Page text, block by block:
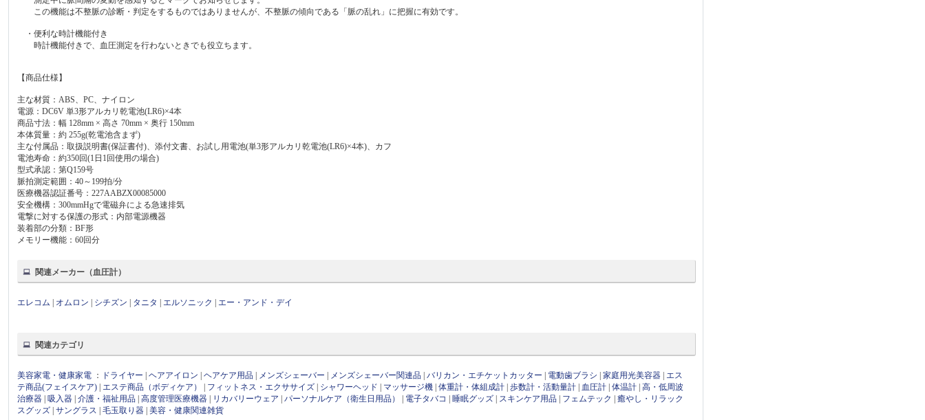
この機能は不整脈の診断・判定をするものではありませんが、不整脈の傾向である「脈の乱れ」に把握に有効です。
・便利な時計機能付き
時計機能付きで、血圧測定を行わないときでも役立ちます。
【商品仕様】
主な材質：ABS、PC、ナイロン
電源：DC6V 単3形アルカリ乾電池(LR6)×4本
商品寸法：幅 128mm × 高さ 70mm × 奥行 150mm
本体質量：約 255g(乾電池含まず)
主な付属品：取扱説明書(保証書付)、添付文書、お試し用電池(単3形アルカリ乾電池(LR6)×4本)、カフ
電池寿命：約350回(1日1回使用の場合)
型式承認：第Q159号
脈拍測定範囲：40～199拍/分
医療機器認証番号：227AABZX00085000
安全機構：300mmHgで電磁弁による急速排気
電撃に対する保護の形式：内部電源機器
装着部の分類：BF形
メモリー機能：60回分
関連メーカー（血圧計）
エレコム オムロン シチズン タニタ エルソニック エー・アンド・デイ
関連カテゴリ
美容家電・健康家電 ： ドライヤー |ヘアアイロン |ヘアケア用品 メンズシェーバー メンズシェーバー関連品 |バリカン・エチケットカッター 電動歯ブラシ |家庭用光美容器
エス
テ商品(フェイスケア)
エステ商品（ボディケア） フィットネス・エクササイズ シャワーヘッド マッサージ機 |体重計・体組成計 |歩数計・活動量計 血圧計 |体温計 |高・低周波
治療器 |吸入器 |介護・福祉用品 |高度管理医療機器 リカバリーウェア |パーソナルケア（衛生日用品） 電子タバコ 睡眠グッズ スキンケア用品 フェムテック |癒やし・リラック
スグッズ |サングラス |毛玉取り器 |美容・健康関連雑貨